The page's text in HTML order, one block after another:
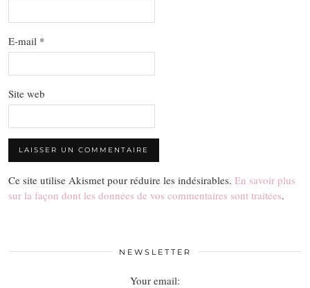
E-mail *
Site web
Ce site utilise Akismet pour réduire les indésirables. En savoir plus
sur la façon dont les données de vos commentaires sont traitées.
NEWSLETTER
Your email: